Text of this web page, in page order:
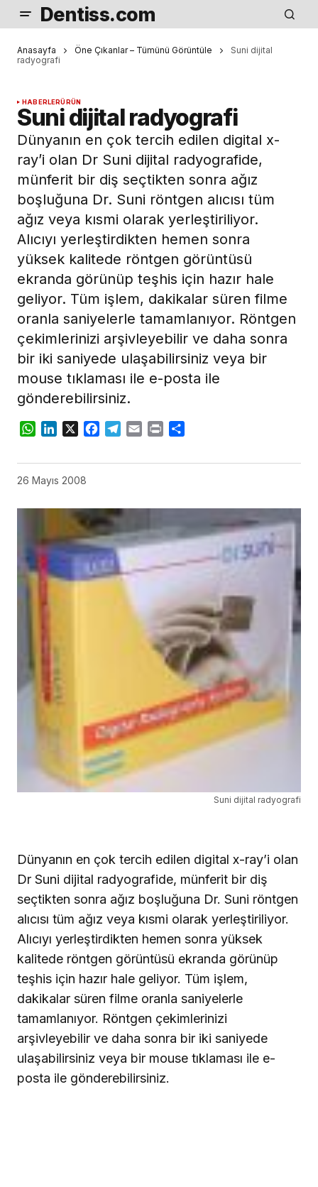
Dentiss.com
Anasayfa Öne Çıkanlar – Tümünü Görüntüle
Suni dijital
radyografi
HABERLERÜRÜN
Suni dijital radyografi
Dünyanın en çok tercih edilen digital x-
ray’i olan Dr Suni dijital radyografide,
münferit bir diş seçtikten sonra ağız
boşluğuna Dr. Suni röntgen alıcısı tüm
ağız veya kısmi olarak yerleştiriliyor.
Alıcıyı yerleştirdikten hemen sonra
yüksek kalitede röntgen görüntüsü
ekranda görünüp teşhis için hazır hale
geliyor. Tüm işlem, dakikalar süren filme
oranla saniyelerle tamamlanıyor. Röntgen
çekimlerinizi arşivleyebilir ve daha sonra
bir iki saniyede ulaşabilirsiniz veya bir
mouse tıklaması ile e-posta ile
gönderebilirsiniz.
WhatsApp
LinkedIn
X Facebook
Telegram
Email Print
26 Mayıs 2008
Suni dijital radyografi
Dünyanın en çok tercih edilen digital x-ray’i olan
Dr Suni dijital radyografide, münferit bir diş
seçtikten sonra ağız boşluğuna Dr. Suni röntgen
alıcısı tüm ağız veya kısmi olarak yerleştiriliyor.
Alıcıyı yerleştirdikten hemen sonra yüksek
kalitede röntgen görüntüsü ekranda görünüp
teşhis için hazır hale geliyor. Tüm işlem,
dakikalar süren filme oranla saniyelerle
tamamlanıyor. Röntgen çekimlerinizi
arşivleyebilir ve daha sonra bir iki saniyede
ulaşabilirsiniz veya bir mouse tıklaması ile e-
posta ile gönderebilirsiniz.